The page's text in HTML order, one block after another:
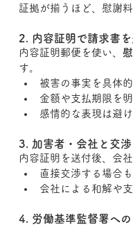
証拠が揃うほど、慰謝
2. 内容証明で請求書
内容証明郵便を使い、
す。
被害の事実を具体的
金額や支払期限を
感情的な表現は避け
3. 加害者・会社と交渉
内容証明を送付後、会
直接交渉する場合
会社による和解や
4. 労働基準監督署への